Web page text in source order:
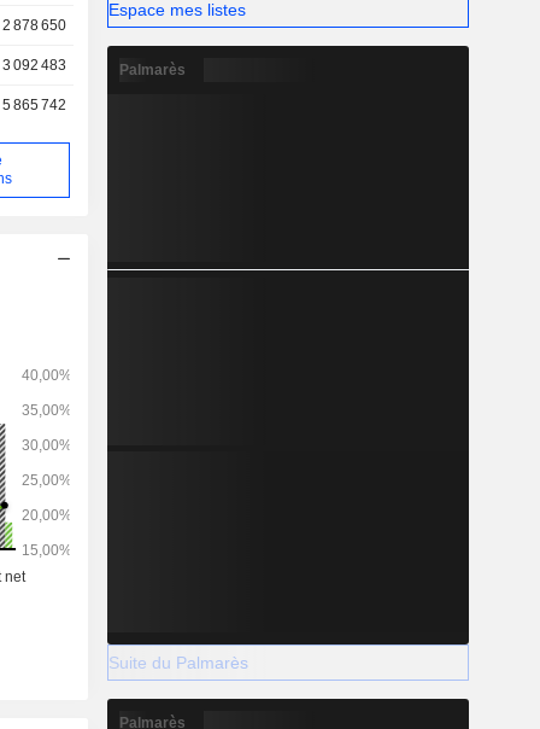
2 878 650
3 092 483
5 865 742
Espace mes listes
Palmarès
Suite du Palmarès
Palmarès